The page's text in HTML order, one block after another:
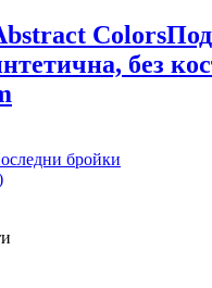
Colors
без
бройки